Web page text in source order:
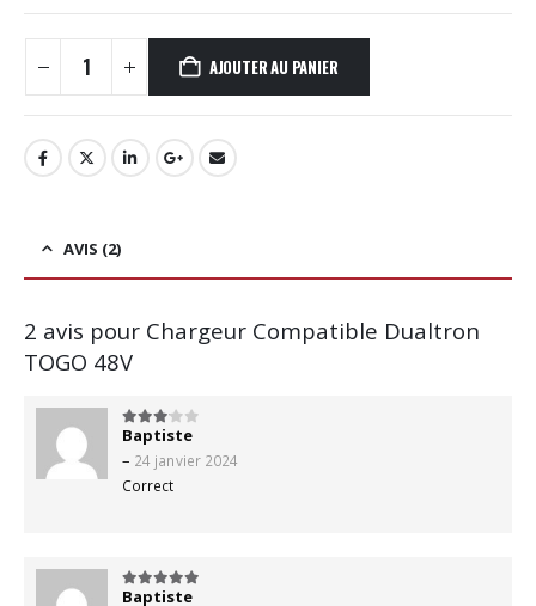
AJOUTER AU PANIER
AVIS (2)
2 avis pour Chargeur Compatible Dualtron
TOGO 48V
3sur 5
Baptiste
– 24 janvier 2024
Correct
5sur 5
Baptiste